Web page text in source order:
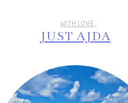
WITH LOVE,
JUST AJDA